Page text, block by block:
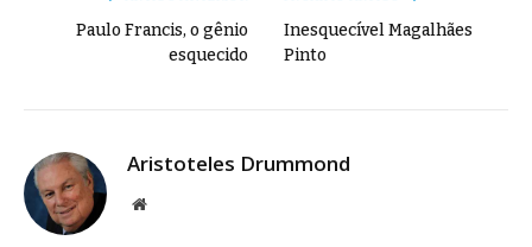
Paulo Francis, o gênio
esquecido
Inesquecível Magalhães
Pinto
Aristoteles Drummond
Site